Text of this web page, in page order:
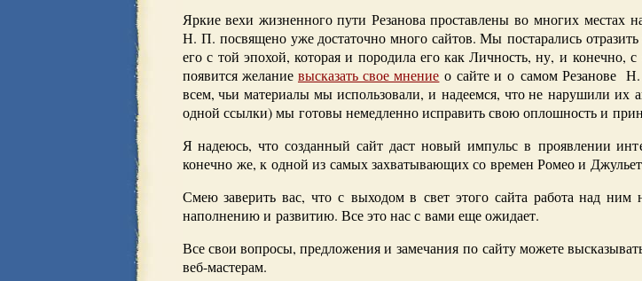
Яркие вехи жизненного пути Резанова проставлены во многих местах
Н. П. посвящено уже достаточно много сайтов. Мы постарались отразить
его с той эпохой, которая и породила его как Личность, ну, и
появится желание высказать свое мнение о сайте и о самом Резанове
всем, чьи материалы мы использовали, и надеемся, что не нарушили их
одной ссылки) мы готовы немедленно исправить свою оплошность и
Я надеюсь, что созданный сайт даст новый импульс в проявлении
конечно же, к одной из самых захватывающих со времен Ромео и
Смею заверить вас, что с выходом в свет этого сайта работа над
наполнению и развитию. Все это нас с вами еще ожидает.
Все свои вопросы, предложения и замечания по сайту можете
веб-мастерам.